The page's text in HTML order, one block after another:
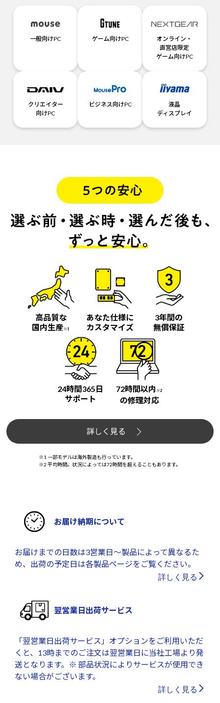
一般向けPC ゲーム向けPC
オンライン・
直営店限定
ゲーム向けPC
クリエイター
向けPC
ビジネス向けPC
液晶
ディスプレイ
高品質な
国内生産※1
あなた仕様に
カスタマイズ
3年間の
無償保証
24時間365日
サポート
72時間以内 ※2
の修理対応
詳しく見る
※1 一部モデルは海外製造も行っています。
※2 平均時間。状況によっては72時間を超えることもあります。
お届け納期について
お届けまでの日数は3営業日～製品によって異なるた
め、出荷の予定日は各製品ページをご覧ください。
詳しく見る
翌営業日出荷サービス
「翌営業日出荷サービス」オプションをご利用いただ
くと、13時までのご注文は翌営業日に当社工場より発
送となります。※ 部品状況によりサービスが使用でき
ない場合がございます。
詳しく見る